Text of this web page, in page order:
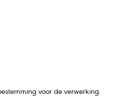
voor de verwerking